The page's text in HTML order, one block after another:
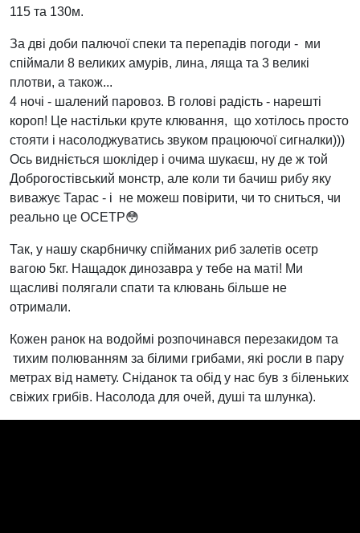
115 та 130м.
За дві доби палючої спеки та перепадів погоди - ми
спіймали 8 великих амурів, лина, ляща та 3 великі
плотви, а також...
4 ночі - шалений паровоз. В голові радість - нарешті
короп! Це настільки круте клювання, що хотілось просто
стояти і насолоджуватись звуком працюючої сигналки)))
Ось видніється шоклідер і очима шукаєш, ну де ж той
Доброгостівський монстр, але коли ти бачиш рибу яку
виважує Тарас - і не можеш повірити, чи то сниться, чи
реально це ОСЕТР😳
Так, у нашу скарбничку спійманих риб залетів осетр
вагою 5кг. Нащадок динозавра у тебе на маті! Ми
щасливі полягали спати та клювань більше не
отримали.
Кожен ранок на водоймі розпочинався перезакидом та
тихим полюванням за білими грибами, які росли в пару
метрах від намету. Сніданок та обід у нас був з біленьких
свіжих грибів. Насолода для очей, душі та шлунка).